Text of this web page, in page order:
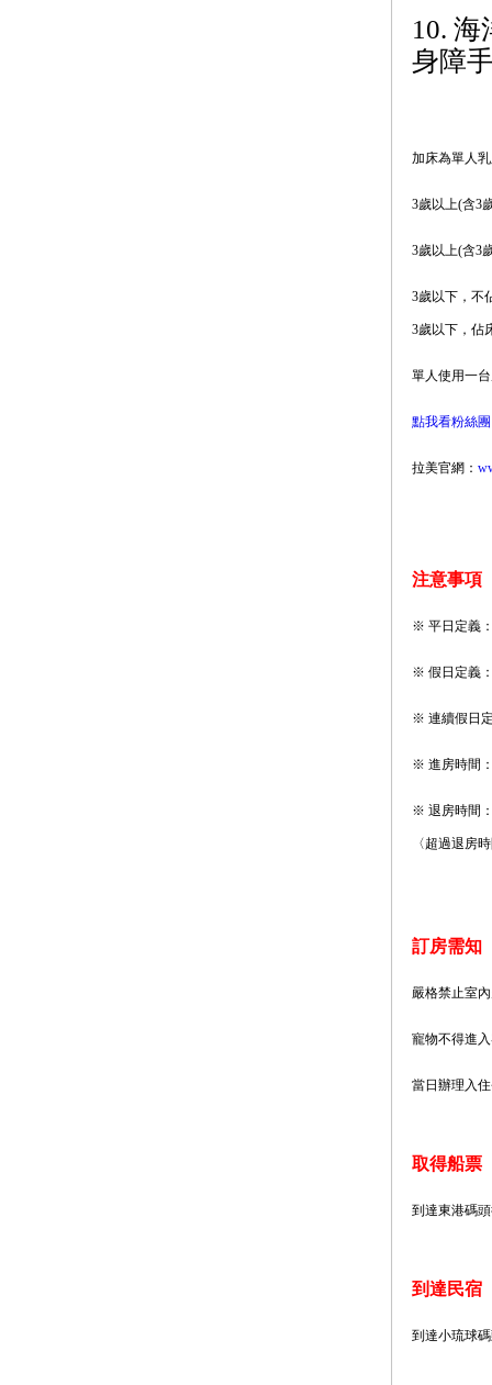
10. 海
身障
加床為單人
3歲以上(含3
3歲以上(含3
3歲以下，不
3歲以下，佔
單人使用一
點我看粉絲團
拉美官網：
注意事項
※ 平日定義
※ 假日定義
※ 連續假日
※ 進房時間
※ 退房時間
〈超過退房
訂房需知
嚴格禁止室
寵物不得進
當日辦理入
取得船票
到達東港碼
到達民宿
到達小琉球